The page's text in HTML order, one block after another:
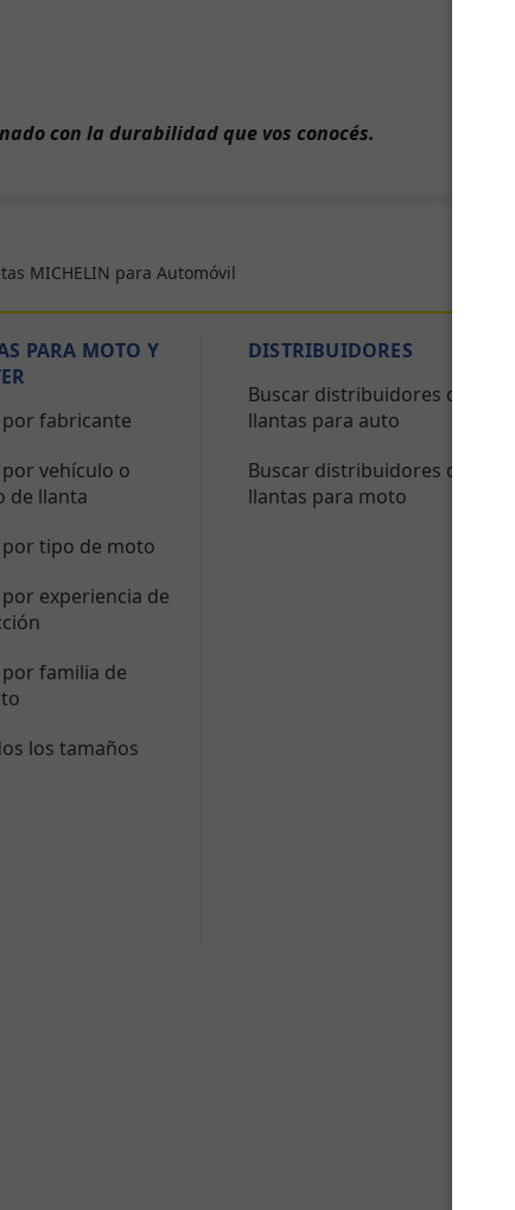
con la durabilidad que vos conocés.
MICHELIN para Automóvil
PARA MOTO Y
por fabricante
vehículo o
de llanta
por tipo de moto
experiencia de
familia de
los tamaños
DISTRIBUIDORES
Buscar distribuidores de
llantas para auto
Buscar distribuidores de
llantas para moto